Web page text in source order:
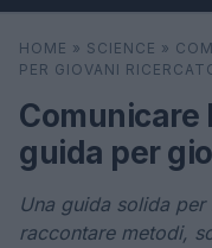
Cerca
HOME » SCIENCE »
PER GIOVANI
Comunicare
guida per
Una guida solida
raccontare metodi,